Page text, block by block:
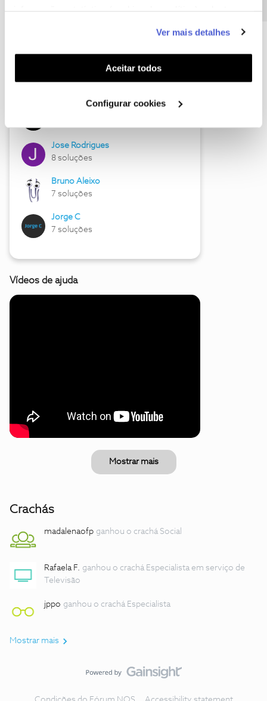
funcionalidades (cookies de personalização e
funcionalidade) e adaptar anúncios aos seus interesses
(cookies de publicidade personalizada). Pode gerir a
utilização dos cookies clicando em "Configurar
Ver mais detalhes
Aceitar todos
Configurar cookies
Hall of Fame de junho
Jose Rodrigues
8 soluções
Bruno Aleixo
7 soluções
Jorge C
7 soluções
Vídeos de ajuda
Mostrar mais
Crachás
madalenaofp ganhou o crachá Social
Rafaela F. ganhou o crachá Especialista em serviço de
Televisão
jppo ganhou o crachá Especialista
Mostrar mais